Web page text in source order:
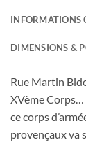
INFORMATIONS
DIMENSIONS &
Rue Martin
XVème
ce corps
provençaux va